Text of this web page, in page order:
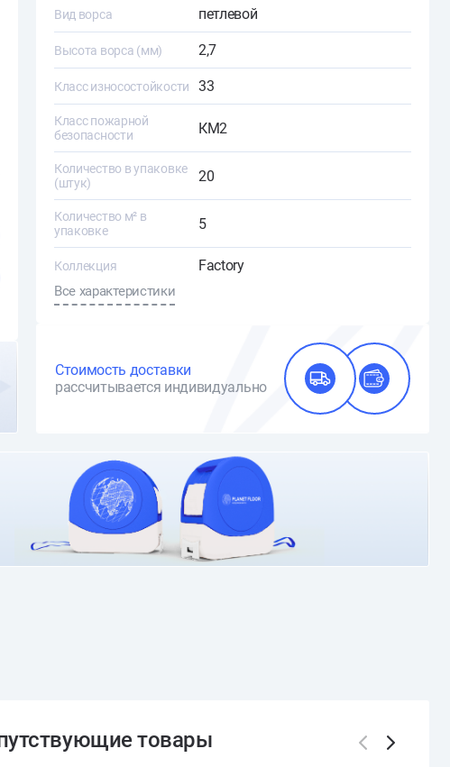
Вид ворса петлевой
Высота ворса (мм) 2,7
Класс износостойкости 33
Класс пожарной
безопасности
КМ2
Количество в упаковке
(штук)
20
Количество м² в
упаковке
5
Коллекция Factory
Все характеристики
Стоимость доставки
рассчитывается индивидуально
О доставке и оплате